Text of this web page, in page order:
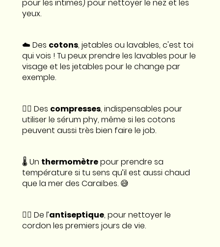
pour les intimes) pour nettoyer le nez et les
yeux.
☁️ Des cotons, jetables ou lavables, c'est toi
qui vois ! Tu peux prendre les lavables pour le
visage et les jetables pour le change par
exemple.
👉🏼 Des compresses, indispensables pour
utiliser le sérum phy, même si les cotons
peuvent aussi très bien faire le job.
🌡 Un thermomètrepour prendre sa
température si tu sens qu’il est aussi chaud
que la mer des Caraïbes. 😅
👉🏼 De l’antiseptique, pour nettoyer le
cordon les premiers jours de vie.